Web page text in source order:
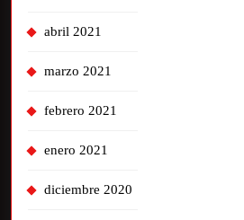
abril 2021
marzo 2021
febrero 2021
enero 2021
diciembre 2020